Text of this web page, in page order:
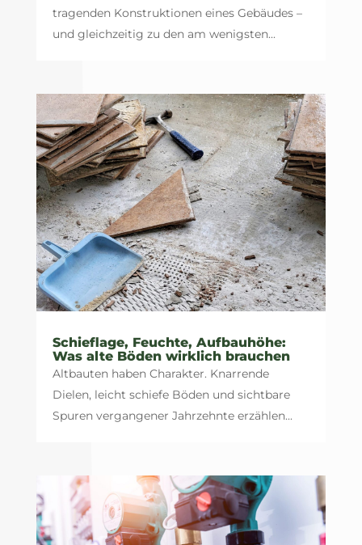
tragenden Konstruktionen eines Gebäudes –
und gleichzeitig zu den am wenigsten...
Schieflage, Feuchte, Aufbauhöhe:
Was alte Böden wirklich brauchen
Altbauten haben Charakter. Knarrende
Dielen, leicht schiefe Böden und sichtbare
Spuren vergangener Jahrzehnte erzählen...